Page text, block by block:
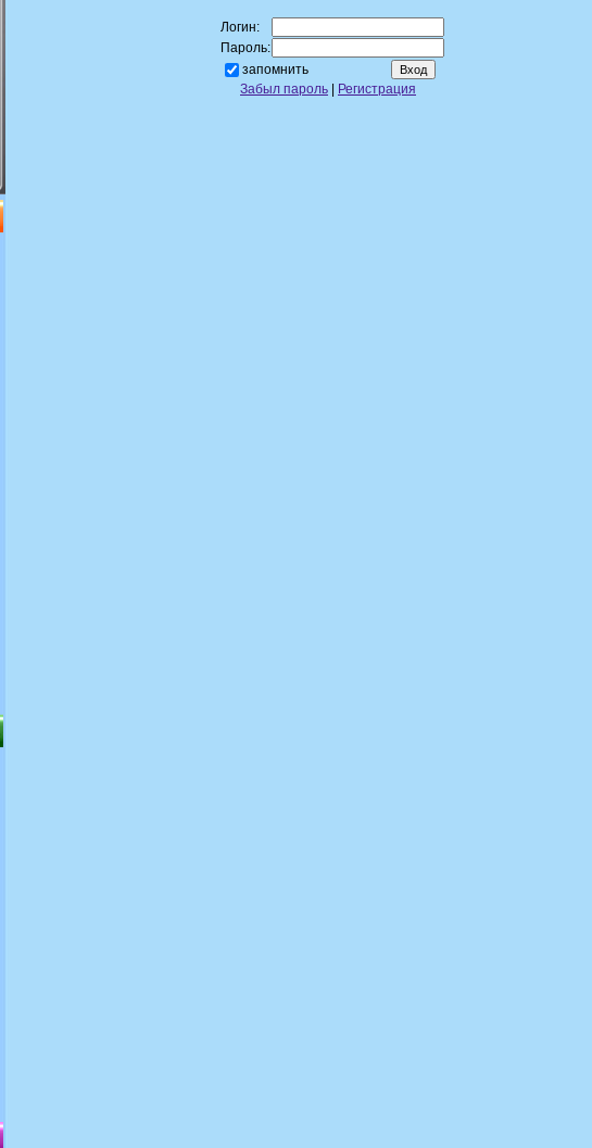
Логин:
Пароль:
запомнить
Забыл пароль
Регистрация